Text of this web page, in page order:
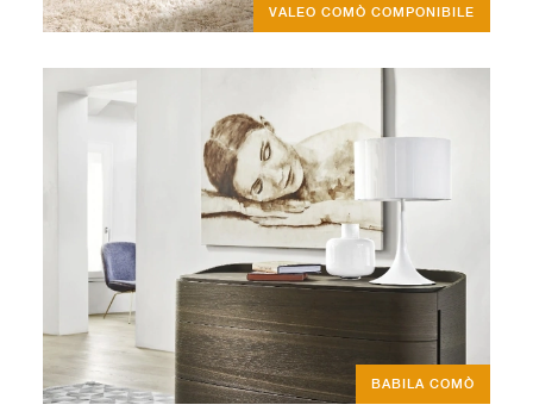
VALEO COMÒ COMPONIBILE
BABILA COMÒ